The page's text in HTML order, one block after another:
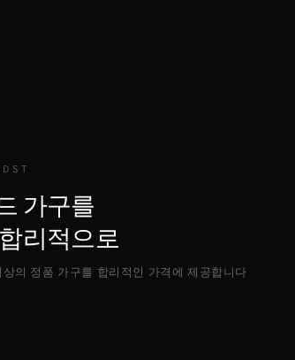
가구를
리적으로
상의 정품 가구를 합리적인 가격에 제공합니다